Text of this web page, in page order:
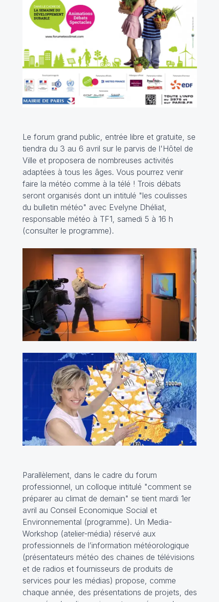
Le forum grand public, entrée libre et gratuite, se
tiendra du 3 au 6 avril sur le parvis de l'Hôtel de
Ville et proposera de nombreuses activités
adaptées à tous les âges. Vous pourrez venir
faire la météo comme à la télé ! Trois débats
seront organisés dont un intitulé "les coulisses
du bulletin météo" avec Evelyne Dhéliat,
responsable météo à TF1, samedi 5 à 16 h
(consulter le programme).
Parallèlement, dans le cadre du forum
professionnel, un colloque intitulé "comment se
préparer au climat de demain" se tient mardi 1er
avril au Conseil Economique Social et
Environnemental (programme). Un Media-
Workshop (atelier-média) réservé aux
professionnels de l’information météorologique
(présentateurs météo des chaines de télévisions
et de radios et fournisseurs de produits de
services pour les médias) propose, comme
chaque année, des présentations de projets, des